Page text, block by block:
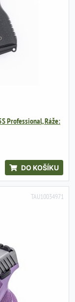
Professional, Ráže:
DO KOŠÍKU
TAU10034971